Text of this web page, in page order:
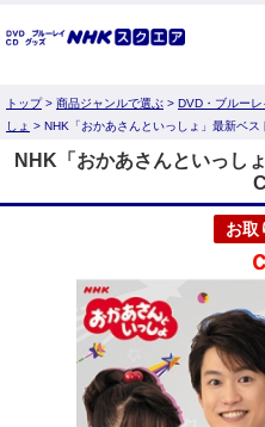
トップ> 商品ジャンルで選ぶ > DVD・ブルーレ
しょ > NHK「おかあさんといっしょ」最新ベス
NHK「おかあさんといっし
お取